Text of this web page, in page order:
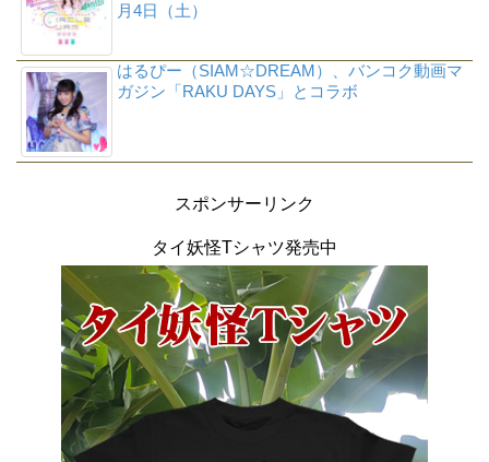
月4日（土）
はるぴー（SIAM☆DREAM）、バンコク動画マ
ガジン「RAKU DAYS」とコラボ
スポンサーリンク
タイ妖怪Tシャツ発売中